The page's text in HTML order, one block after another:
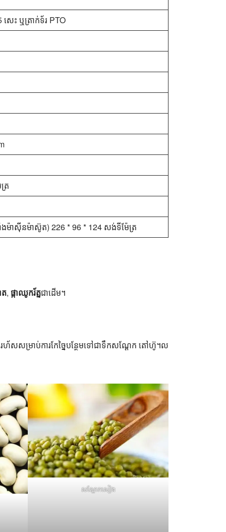
េះ ឬត្រាក់ទ័រ PTO
រ
ម៉ាស៊ីនម៉ាស៊ូត) 226 * 96 * 124 សង់ទីម៉ែត្រ
​, ផ្កាឈូករ័ត្ន​​ជាដើម​។
សសម្រាប់ការកែច្នៃបន្ថែមទៅជាទឹកសណ្តែក តៅហ៊ូ។ល
សណ្តែកសៀង